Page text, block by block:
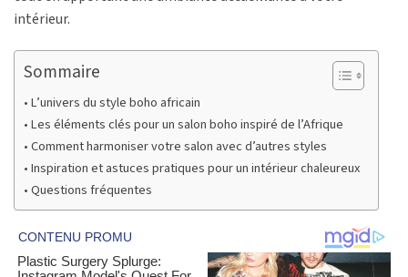
intérieur.
Sommaire
L’univers du style boho africain
Les éléments clés pour un salon boho inspiré de l’Afrique
Comment harmoniser votre salon avec d’autres styles
Inspiration et astuces pratiques pour un intérieur chaleureux
Questions fréquentes